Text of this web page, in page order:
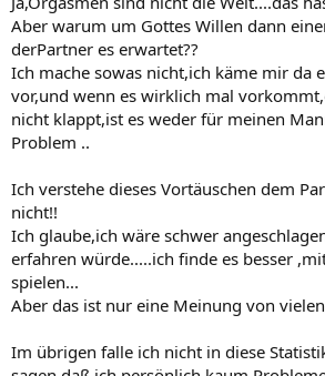
Aber warum um Gottes Willen dann
derPartner es erwartet??
Ich mache sowas nicht,ich käme mir da
vor,und wenn es wirklich mal
nicht klappt,ist es weder für meinen
Problem ..
Ich verstehe dieses Vortäuschen dem
nicht!!
Ich glaube,ich wäre schwer
erfahren würde.....ich finde es besser
spielen...
Aber das ist nur eine Meinung von
Im übrigen falle ich nicht in diese